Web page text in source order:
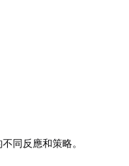
同反應和策略。